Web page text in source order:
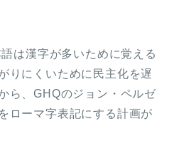
は漢字が多いために覚える
りにくいために民主化を遅
ら、GHQのジョン・ペルゼ
ローマ字表記にする計画が